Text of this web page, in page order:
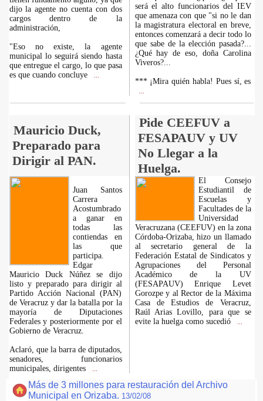
dijo la agente no cuenta con dos
cargos dentro de la
administración,
"Eso no existe, la agente
municipal lo seguirá siendo hasta
que entregue el cargo, lo que pasa
es que cuando concluye
será el alto funcionarios del IEV
que amenaza con que "si no le dan
la magistratura electoral en breve,
entonces comenzará a decir todo lo
que sabe de la elección pasada?...
¿Qué hay de eso, doña Carolina
Viveros?...
*** ¡Mira quién habla! Pues sí, es
Mauricio Duck,
Preparado para
Dirigir al PAN.
Pide CEEFUV a
FESAPAUV y UV
No Llegar a la
Huelga.
Juan Santos
Carrera
Acostumbrado
a ganar en
todas las
contiendas en
las que
participa.
Edgar
Mauricio Duck Núñez se dijo
listo y preparado para dirigir al
Partido Acción Nacional (PAN)
de Veracruz y dar la batalla por la
mayoría de Diputaciones
Federales y posteriormente por el
Gobierno de Veracruz.
Aclaró, que la barra de diputados,
senadores, funcionarios
municipales, dirigentes
El Consejo
Estudiantil de
Escuelas y
Facultades de la
Universidad
Veracruzana (CEEFUV) en la zona
Córdoba-Orizaba, hizo un llamado
al secretario general de la
Federación Estatal de Sindicatos y
Agrupaciones del Personal
Académico de la UV
(FESAPAUV) Enrique Levet
Gorozpe y al Rector de la Máxima
Casa de Estudios de Veracruz,
Raúl Arias Lovillo, para que se
evite la huelga como sucedió
Más de 3 millones para restauración del Archivo
Municipal en Orizaba. 13/02/08